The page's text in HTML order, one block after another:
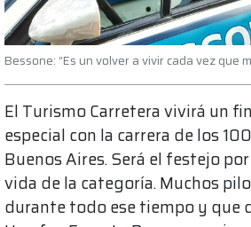
Bessone: “Es un volver a vivir cada vez que
El Turismo Carretera vivirá un
especial con la carrera de los
Buenos Aires. Será el festejo
vida de la categoría. Muchos
durante todo ese tiempo y que